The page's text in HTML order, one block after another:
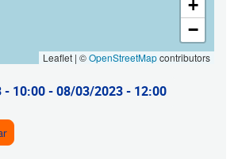
+
−
Leaflet | ©OpenStreetMapcontributors
- 10:00-08/03/2023 - 12:00